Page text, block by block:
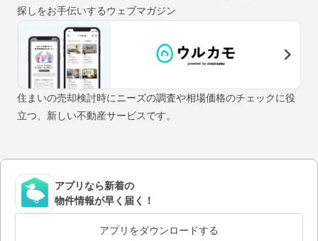
探しをお手伝いするウェブマガジン
住まいの売却検討時にニーズの調査や相場価格のチェックに役
立つ、新しい不動産サービスです。
アプリなら新着の
物件情報が早く届く！
アプリをダウンロードする